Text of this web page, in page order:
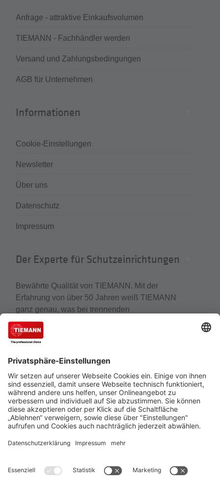
Anfrage - attraktive Einkaufsvolumen
TIEMANN - Fachhändler werden
Versand und Zahlungsbedingungen
AGB für Unternehmen
Informationen
Cookie-Einstellungen
Newsletter
Über uns
Datenschutz
Impressum
Der Experte für Schutzeinrichtungen
Bewährte Qualität von TIEMANN. Mit der
Erfahrung von über 50 Jahren weiß TIEMANN
ganz genau, was bei trennenden
Distanzschutzeinrichtungen wirklich zählt. Der
Experte für Schutzeinrichtungen, Schutzzäune und
Gittertrennwände gehört zu den führenden
Unternehmen, wenn es um den Schutz von
Mensch, Maschine und Anlagen geht.
Cookie-Einstellungen Über uns
TIEMANN - Fachhändler werden
Versand und Zahlungsbedingungen
Datenschutz Impressum
Verkauf nur an Unternehmer, Gewerbetreibende, Freiberufler
Sinne des §13 BGB. Angebote freibleibend. Solange der Vorrat
Alle Preise in Euro zzgl. MwSt. und Versandkosten